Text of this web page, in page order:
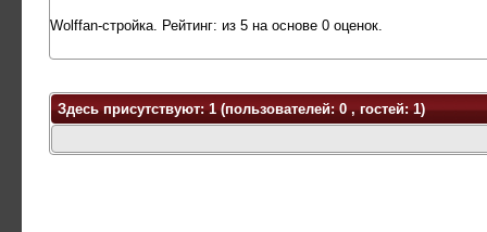
Wolffan-стройка. Рейтинг: из 5 на основе 0 оценок.
Здесь присутствуют: 1(пользователей: 0 , гостей: 1)